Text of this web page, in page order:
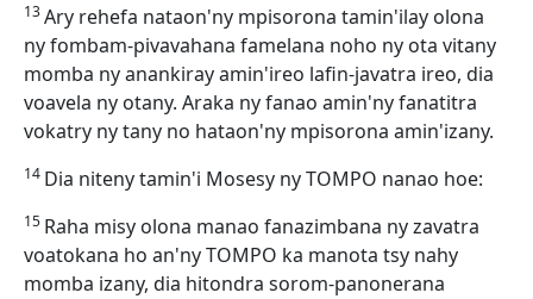
13Ary rehefa nataon'ny mpisorona tamin'ilay olona
ny fombam-pivavahana famelana noho ny ota vitany
momba ny anankiray amin'ireo lafin-javatra ireo, dia
voavela ny otany. Araka ny fanao amin'ny fanatitra
vokatry ny tany no hataon'ny mpisorona amin'izany.
14 Dia niteny tamin'i Mosesy ny TOMPO nanao hoe:
15 Raha misy olona manao fanazimbana ny zavatra
voatokana ho an'ny TOMPO ka manota tsy nahy
momba izany, dia hitondra sorom-panonerana